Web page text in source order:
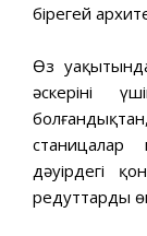
бірегей
Өз
әскерінің
станицалар
дәуірдегі
редуттардың